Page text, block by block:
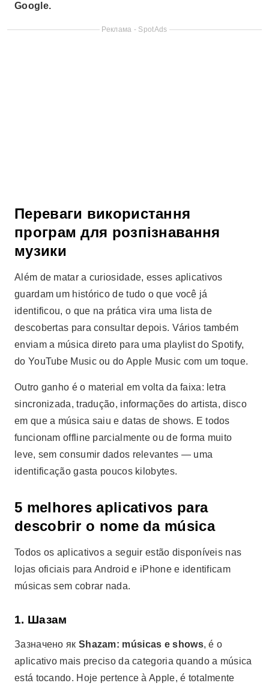
Google.
Реклама - SpotAds
Переваги використання
програм для розпізнавання
музики
Além de matar a curiosidade, esses aplicativos
guardam um histórico de tudo o que você já
identificou, o que na prática vira uma lista de
descobertas para consultar depois. Vários também
enviam a música direto para uma playlist do Spotify,
do YouTube Music ou do Apple Music com um toque.
Outro ganho é o material em volta da faixa: letra
sincronizada, tradução, informações do artista, disco
em que a música saiu e datas de shows. E todos
funcionam offline parcialmente ou de forma muito
leve, sem consumir dados relevantes — uma
identificação gasta poucos kilobytes.
5 melhores aplicativos para
descobrir o nome da música
Todos os aplicativos a seguir estão disponíveis nas
lojas oficiais para Android e iPhone e identificam
músicas sem cobrar nada.
1. Шазам
Зазначено як Shazam: músicas e shows, é o
aplicativo mais preciso da categoria quando a música
está tocando. Hoje pertence à Apple, é totalmente